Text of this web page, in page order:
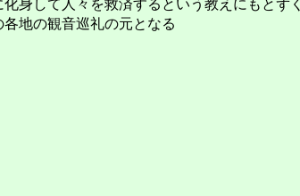
身して人々を救済するという教えにもとずく
地の観音巡礼の元となる